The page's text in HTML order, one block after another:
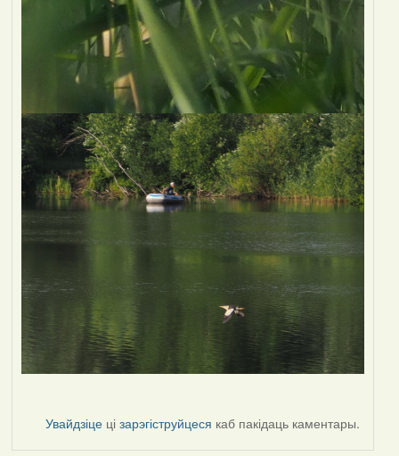
Увайдзіце цізарэгіструйцеся каб пакідаць каментары.